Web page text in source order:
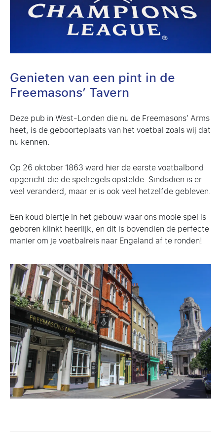
Genieten van een pint in de
Freemasons’ Tavern
Deze pub in West-Londen die nu de Freemasons’ Arms
heet, is de geboorteplaats van het voetbal zoals wij dat
nu kennen.
Op 26 oktober 1863 werd hier de eerste voetbalbond
opgericht die de spelregels opstelde. Sindsdien is er
veel veranderd, maar er is ook veel hetzelfde gebleven.
Een koud biertje in het gebouw waar ons mooie spel is
geboren klinkt heerlijk, en dit is bovendien de perfecte
manier om je voetbalreis naar Engeland af te ronden!